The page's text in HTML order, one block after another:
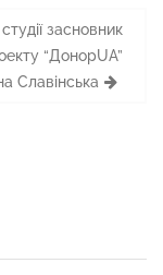
студії засновник
“ДонорUA”
Славінська